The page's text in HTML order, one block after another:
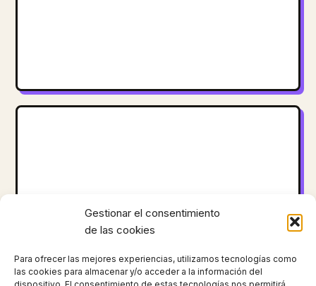
Gestionar el consentimiento
de las cookies
Para ofrecer las mejores experiencias, utilizamos tecnologías como
las cookies para almacenar y/o acceder a la información del